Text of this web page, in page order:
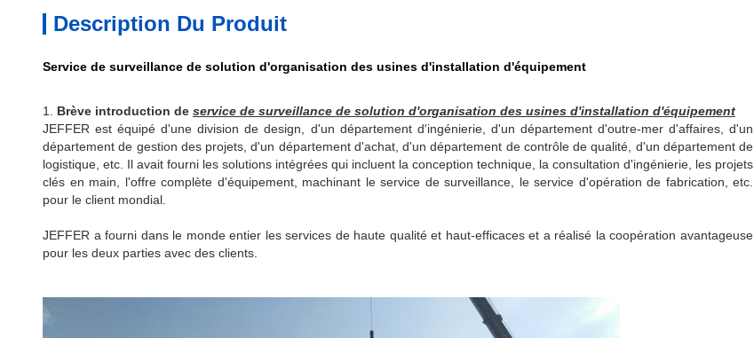
Description Du Produit
Service de surveillance de solution d'organisation des usines d'installation d'équipement
1. Brève introduction de service de surveillance de solution d'organisation des usines d'installation d'équipement
JEFFER est équipé d'une division de design, d'un département d'ingénierie, d'un département d'outre-mer d'affaires, d'un
département de gestion des projets, d'un département d'achat, d'un département de contrôle de qualité, d'un département de
logistique, etc. Il avait fourni les solutions intégrées qui incluent la conception technique, la consultation d'ingénierie, les projets
clés en main, l'offre complète d'équipement, machinant le service de surveillance, le service d'opération de fabrication, etc.
pour le client mondial.
JEFFER a fourni dans le monde entier les services de haute qualité et haut-efficaces et a réalisé la coopération avantageuse
pour les deux parties avec des clients.